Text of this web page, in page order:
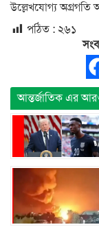
উল্লেখযোগ্য অগ্রগতি
পঠিত : ২৬১
আন্তর্জাতিক এর